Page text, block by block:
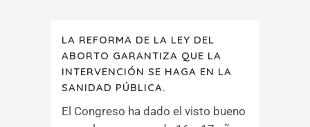
LA REFORMA DE LA LEY DEL
ABORTO GARANTIZA QUE LA
INTERVENCIÓN SE HAGA EN LA
SANIDAD PÚBLICA.
El Congreso ha dado el visto bueno